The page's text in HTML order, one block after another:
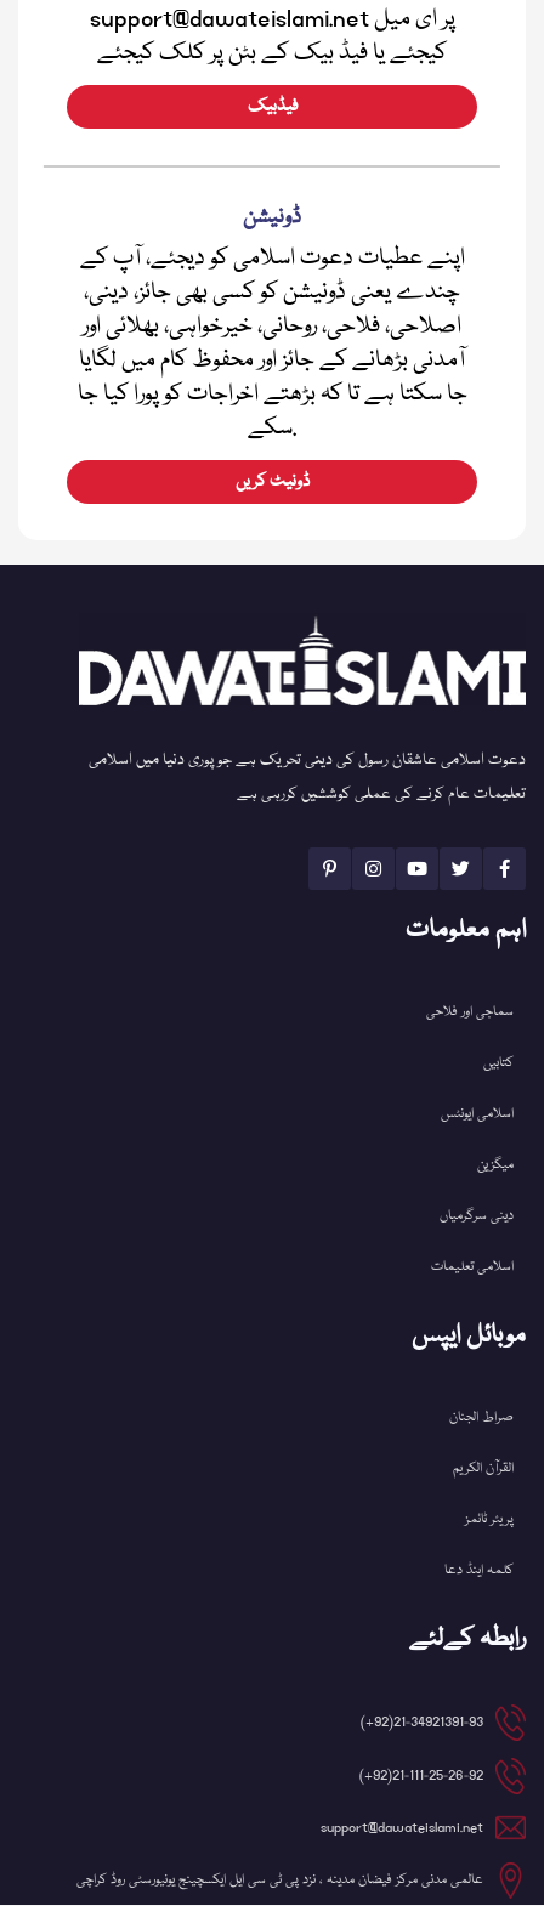
support@dawateislami.net پر ای میل
کیجئے یا فیڈ بیک کے بٹن پر کلک کیجئے
فیڈبیک
ڈونیشن
اپنے عطیات دعوت اسلامی کو دیجئے، آپ کے
چندے یعنی ڈونیشن کو کسی بھی جائز، دینی،
اصلاحی، فلاحی، روحانی، خیرخواہی، بھلائی اور
آمدنی بڑھانے کے جائز اور محفوظ کام میں لگایا
جا سکتا ہے تا کہ بڑھتے اخراجات کو پورا کیا جا
سکے.
ڈونیٹ کریں
دعوت اسلامی عاشقان رسول کی دینی تحریک ہے جو پوری دنیا میں اسلامی
تعلیمات عام کرنے کی عملی کوششیں کررہی ہے
اہم معلومات
سماجی اور فلاحی
کتابیں
اسلامی ایونٹس
میگزین
دینی سرگرمیاں
اسلامی تعلیمات
موبائل ایپس
صراط الجنان
القرآن الکریم
پریئر ٹائمز
کلمہ اینڈ دعا
رابطہ کےلئے
21-34921391-93(92+)
21-111-25-26-92(92+)
support@dawateislami.net
عالمی مدنی مرکز فیضان مدینہ ، نزد پی ٹی سی ایل ایکسچینج یونیورسٹی روڈ کراچی